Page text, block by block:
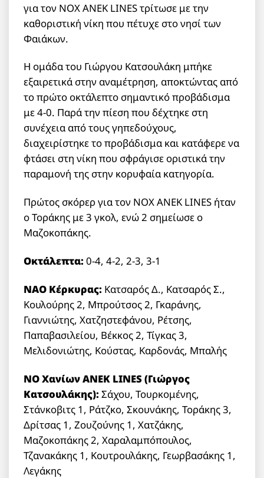
για τον ΝΟΧ ΑΝΕΚ LINES τρίτωσε με την
καθοριστική νίκη που πέτυχε στο νησί των
Φαιάκων.
Η ομάδα του Γιώργου Κατσουλάκη μπήκε
εξαιρετικά στην αναμέτρηση, αποκτώντας από
το πρώτο οκτάλεπτο σημαντικό προβάδισμα
με 4-0. Παρά την πίεση που δέχτηκε στη
συνέχεια από τους γηπεδούχους,
διαχειρίστηκε το προβάδισμα και κατάφερε να
φτάσει στη νίκη που σφράγισε οριστικά την
παραμονή της στην κορυφαία κατηγορία.
Πρώτος σκόρερ για τον ΝΟΧ ΑΝΕΚ LINES ήταν
ο Τοράκης με 3 γκολ, ενώ 2 σημείωσε ο
Μαζοκοπάκης.
Οκτάλεπτα: 0-4, 4-2, 2-3, 3-1
ΝΑΟ Κέρκυρας: Κατσαρός Δ., Κατσαρός Σ.,
Κουλούρης 2, Μπρούτσος 2, Γκαράνης,
Γιαννιώτης, Χατζηστεφάνου, Ρέτσης,
Παπαβασιλείου, Βέκκος 2, Τίγκας 3,
Μελιδονιώτης, Κούστας, Καρδονάς, Μπαλής
ΝΟ Χανίων ΑΝΕΚ LINES (Γιώργος
Κατσουλάκης): Σάχου, Τουρκομένης,
Στάνκοβιτς 1, Ράτζκο, Σκουνάκης, Τοράκης 3,
Δρίτσας 1, Ζουζούνης 1, Χατζάκης,
Μαζοκοπάκης 2, Χαραλαμπόπουλος,
Τζανακάκης 1, Κουτρουλάκης, Γεωρβασάκης 1,
Λεγάκης